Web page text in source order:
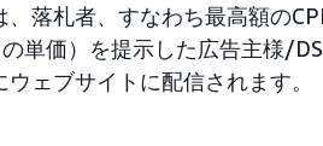
落札者、すなわち最高額の
単価）を提示した広告主様/
ェブサイトに配信されます。